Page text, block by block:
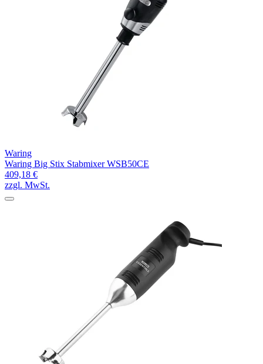
Waring
Waring Big Stix Stabmixer WSB50CE
409,18 €
zzgl. MwSt.